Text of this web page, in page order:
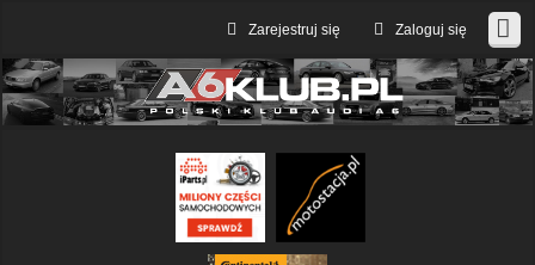
Zaloguj się
Zarejestruj się